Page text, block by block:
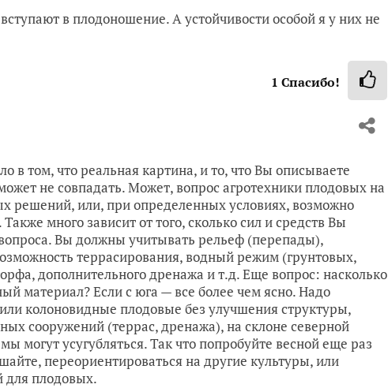
в плодоношение. А устойчивости особой я у них не
1 Спасибо!
в том, что реальная картина, и то, что Вы описываете
не совпадать. Может, вопрос агротехники плодовых на
решений, или, при определенных условиях, возможно
много зависит от того, сколько сил и средств Вы
Вы должны учитывать рельеф (перепады),
террасирования, водный режим (грунтовых,
дополнительного дренажа и т.д. Еще вопрос: насколько
материал? Если с юга — все более чем ясно. Надо
колоновидные плодовые без улучшения структуры,
сооружений (террас, дренажа), на склоне северной
могут усугубляться. Так что попробуйте весной еще раз
переориентироваться на другие культуры, или
для плодовых.